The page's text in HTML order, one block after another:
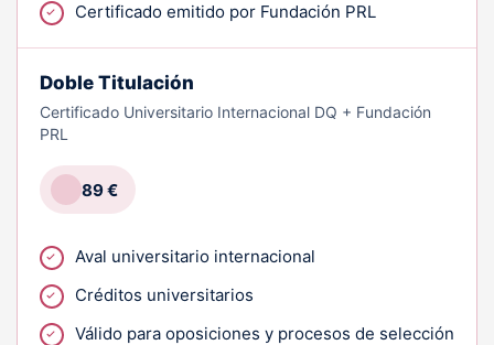
Certificado emitido por Fundación PRL
Doble Titulación
Certificado Universitario Internacional DQ + Fundación
PRL
89 €
Aval universitario internacional
Créditos universitarios
Válido para oposiciones y procesos de selección